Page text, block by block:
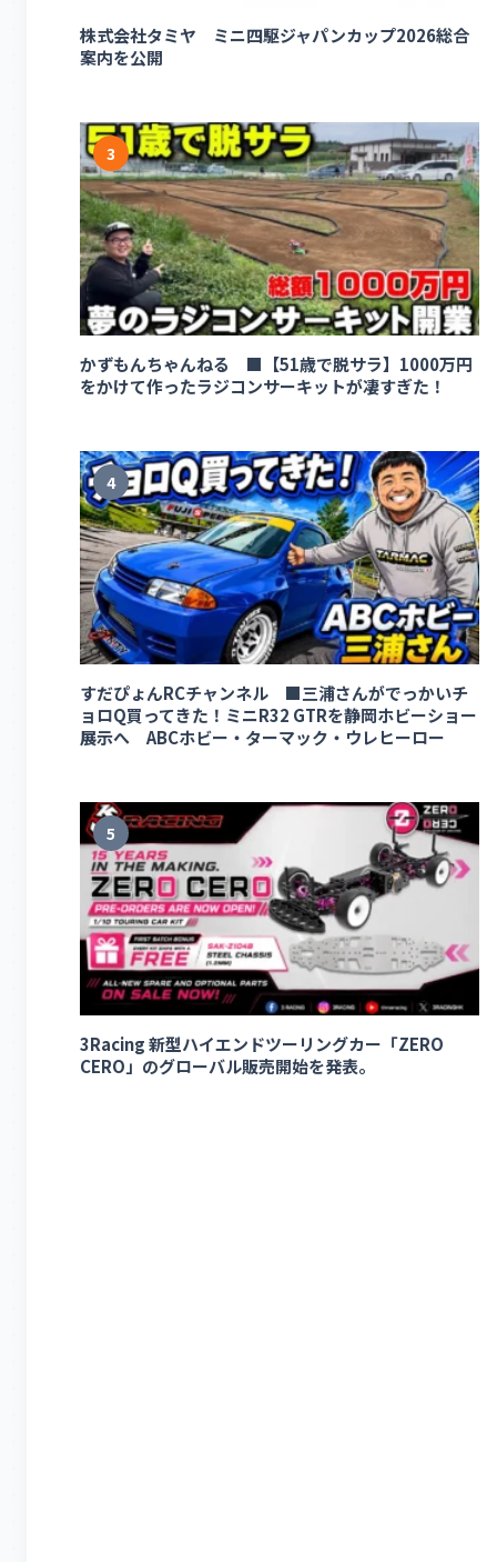
株式会社タミヤ ミニ四駆ジャパンカップ2026総合
案内を公開
3
かずもんちゃんねる ■【51歳で脱サラ】1000万円
をかけて作ったラジコンサーキットが凄すぎた！
4
すだぴょんRCチャンネル ■三浦さんがでっかいチ
ョロQ買ってきた！ミニR32 GTRを静岡ホビーショー
展示へ ABCホビー・ターマック・ウレヒーロー
5
3Racing 新型ハイエンドツーリングカー「ZERO
CERO」のグローバル販売開始を発表。